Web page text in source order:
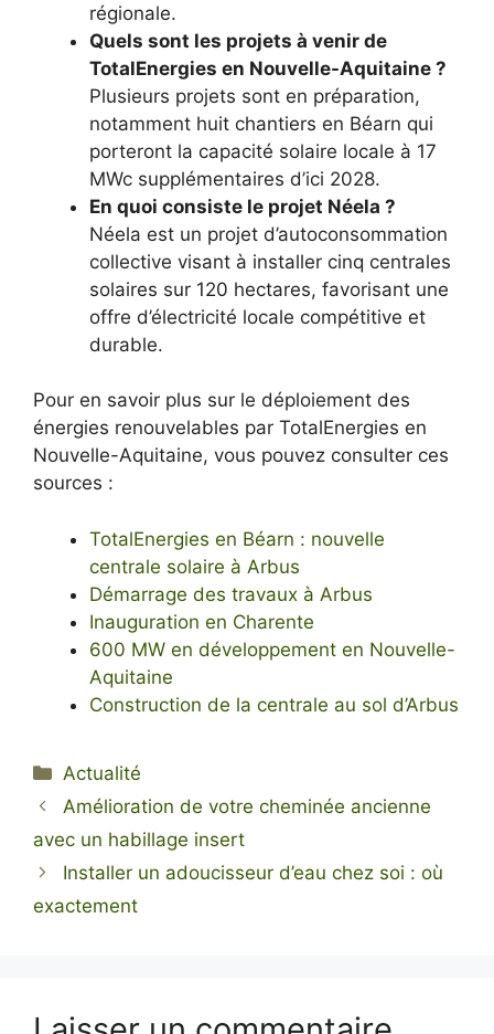
régionale.
Quels sont les projets à venir de
TotalEnergies en Nouvelle-Aquitaine ?
Plusieurs projets sont en préparation,
notamment huit chantiers en Béarn qui
porteront la capacité solaire locale à 17
MWc supplémentaires d’ici 2028.
En quoi consiste le projet Néela ?
Néela est un projet d’autoconsommation
collective visant à installer cinq centrales
solaires sur 120 hectares, favorisant une
offre d’électricité locale compétitive et
durable.
Pour en savoir plus sur le déploiement des
énergies renouvelables par TotalEnergies en
Nouvelle-Aquitaine, vous pouvez consulter ces
sources :
TotalEnergies en Béarn : nouvelle
centrale solaire à Arbus
Démarrage des travaux à Arbus
Inauguration en Charente
600 MW en développement en Nouvelle-
Aquitaine
Construction de la centrale au sol d’Arbus
Catégories
Actualité
Amélioration de votre cheminée ancienne
avec un habillage insert
Installer un adoucisseur d’eau chez soi : où
exactement